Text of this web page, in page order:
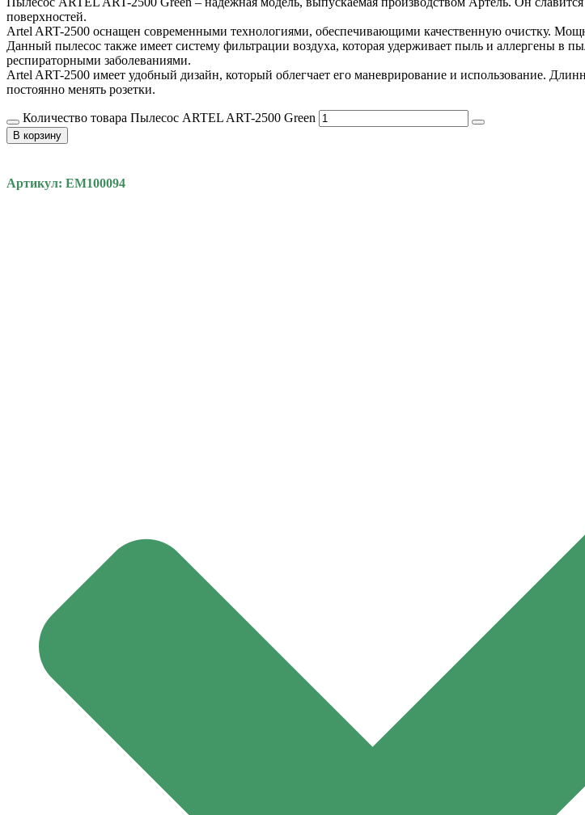
поверхностей.
Artel ART-2500 оснащен современными технологиями, обеспечивающими качественную очистку.
Данный пылесос также имеет систему фильтрации воздуха, которая удерживает пыль и аллергены в
респираторными заболеваниями.
Artel ART-2500 имеет удобный дизайн, который облегчает его маневрирование и использование.
постоянно менять розетки.
Количество товара Пылесос ARTEL ART-2500 Green
В корзину
Артикул: EM100094